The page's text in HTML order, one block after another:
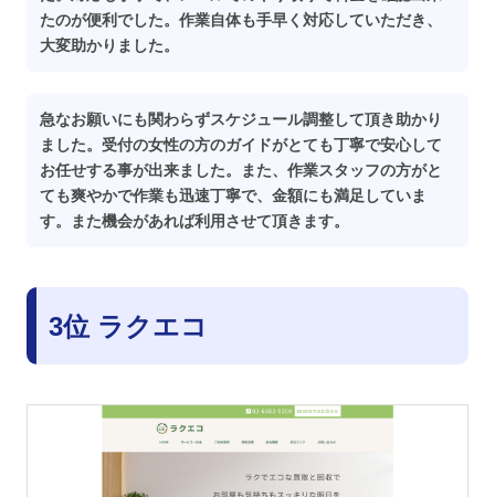
たのが便利でした。作業自体も手早く対応していただき、
大変助かりました。
急なお願いにも関わらずスケジュール調整して頂き助かり
ました。受付の女性の方のガイドがとても丁寧で安心して
お任せする事が出来ました。また、作業スタッフの方がと
ても爽やかで作業も迅速丁寧で、金額にも満足していま
す。また機会があれば利用させて頂きます。
3位 ラクエコ